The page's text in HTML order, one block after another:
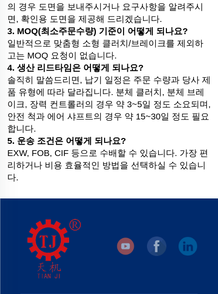
의 경우 도면을 보내주시거나 요구사항을 알려주시
면, 확인용 도면을 제공해 드리겠습니다.
3. MOQ(최소주문수량) 기준이 어떻게 되나요?
일반적으로 맞춤형 소형 클러치/브레이크를 제외하
고는 MOQ 요청이 없습니다.
4. 생산 리드타임은 어떻게 되나요?
솔직히 말씀드리면, 납기 일정은 주문 수량과 당사 제
품 유형에 따라 달라집니다. 분체 클러치, 분체 브레
이크, 장력 컨트롤러의 경우 약 3~5일 정도 소요되며,
안전 척과 에어 샤프트의 경우 약 15~30일 정도 필요
합니다.
5. 운송 조건은 어떻게 되나요?
EXW, FOB, CIF 등으로 수배할 수 있습니다. 가장 편
리하거나 비용 효율적인 방법을 선택하실 수 있습니
다.